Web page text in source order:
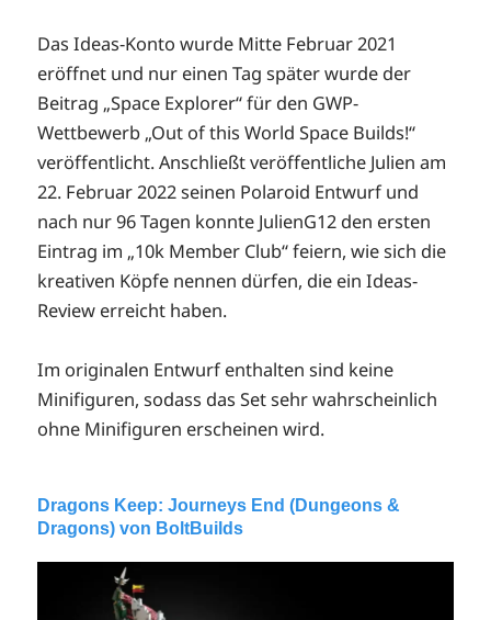
Das Ideas-Konto wurde Mitte Februar 2021
eröffnet und nur einen Tag später wurde der
Beitrag „Space Explorer“ für den GWP-
Wettbewerb „Out of this World Space Builds!“
veröffentlicht. Anschließt veröffentliche Julien am
22. Februar 2022 seinen Polaroid Entwurf und
nach nur 96 Tagen konnte JulienG12 den ersten
Eintrag im „10k Member Club“ feiern, wie sich die
kreativen Köpfe nennen dürfen, die ein Ideas-
Review erreicht haben.
Im originalen Entwurf enthalten sind keine
Minifiguren, sodass das Set sehr wahrscheinlich
ohne Minifiguren erscheinen wird.
Dragons Keep: Journeys End (Dungeons &
Dragons) von BoltBuilds